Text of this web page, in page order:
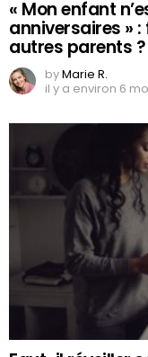
« Mon enfant
anniversaires »
autres parents ?
byMarie R.
il y a environ 6